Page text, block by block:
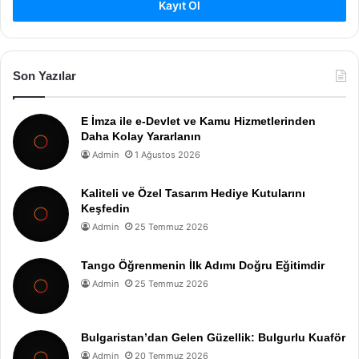
Kayıt Ol
Son Yazılar
E İmza ile e-Devlet ve Kamu Hizmetlerinden
Daha Kolay Yararlanın
Admin 1 Ağustos 2026
Kaliteli ve Özel Tasarım Hediye Kutularını
Keşfedin
Admin 25 Temmuz 2026
Tango Öğrenmenin İlk Adımı Doğru Eğitimdir
Admin 25 Temmuz 2026
Bulgaristan’dan Gelen Güzellik: Bulgurlu Kuaför
Admin 20 Temmuz 2026